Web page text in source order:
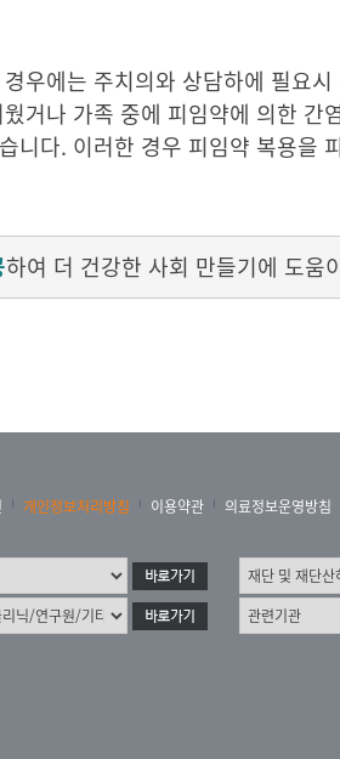
우에는 주치의와 상담하에 필요
거나 가족 중에 피임약에 의한 간
니다. 이러한 경우 피임약 복용을
하여 더 건강한 사회 만들기에 도움
개인정보처리방침 이용약관 의료정보운영방침